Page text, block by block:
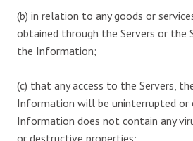
(b) in relation to any goods or
obtained through the Servers or the
the Information;
(c) that any access to the Servers,
Information will be uninterrupted
Information does not contain any
or destructive properties;